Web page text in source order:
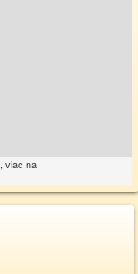
, viac na